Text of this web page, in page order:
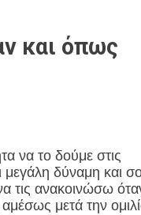
και όπως
να το δούμε στις
δύναμη και
τις ανακοινώσω
μετά την